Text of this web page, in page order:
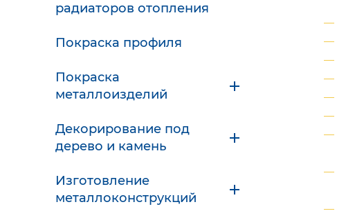
радиаторов отопления
Покраска профиля
Покраска
металлоизделий
Декорирование под
дерево и камень
Изготовление
металлоконструкций